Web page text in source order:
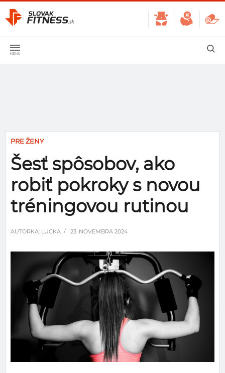
PRE ŽENY
Šesť spôsobov, ako
robiť pokroky s novou
tréningovou rutinou
AUTORKA: LUCKA / 23. NOVEMBRA 2024